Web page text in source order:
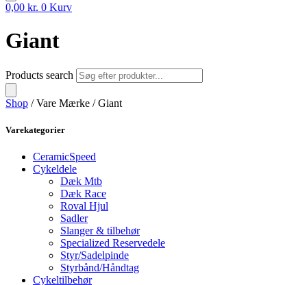
0,00 kr. 0 Kurv
Giant
Products search
Shop / Vare Mærke / Giant
Varekategorier
CeramicSpeed
Cykeldele
Dæk Mtb
Dæk Race
Roval Hjul
Sadler
Slanger & tilbehør
Specialized Reservedele
Styr/Sadelpinde
Styrbånd/Håndtag
Cykeltilbehør